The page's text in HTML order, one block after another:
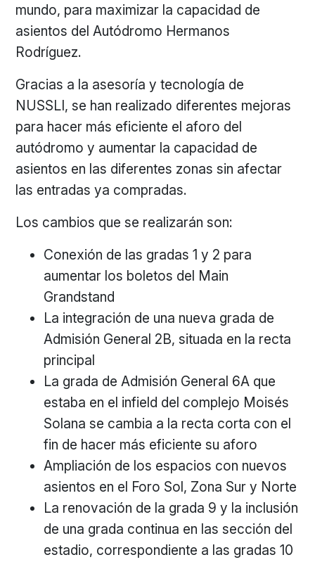
mundo, para maximizar la capacidad de
asientos del Autódromo Hermanos
Rodríguez.
Gracias a la asesoría y tecnología de
NUSSLI, se han realizado diferentes mejoras
para hacer más eficiente el aforo del
autódromo y aumentar la capacidad de
asientos en las diferentes zonas sin afectar
las entradas ya compradas.
Los cambios que se realizarán son:
Conexión de las gradas 1 y 2 para
aumentar los boletos del Main
Grandstand
La integración de una nueva grada de
Admisión General 2B, situada en la recta
principal
La grada de Admisión General 6A que
estaba en el infield del complejo Moisés
Solana se cambia a la recta corta con el
fin de hacer más eficiente su aforo
Ampliación de los espacios con nuevos
asientos en el Foro Sol, Zona Sur y Norte
La renovación de la grada 9 y la inclusión
de una grada continua en las sección del
estadio, correspondiente a las gradas 10